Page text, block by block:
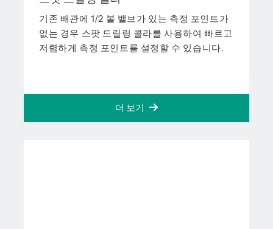
기존 배관에 1/2 볼 밸브가 있는 측정 포인트가
없는 경우 스팟 드릴링 콜라를 사용하여 빠르고
저렴하게 측정 포인트를 설정할 수 있습니다.
더 보기